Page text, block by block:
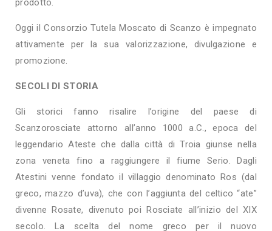
prodotto.
Oggi il Consorzio Tutela Moscato di Scanzo è impegnato
attivamente per la sua valorizzazione, divulgazione e
promozione.
SECOLI DI STORIA
Gli storici fanno risalire l’origine del paese di
Scanzorosciate attorno all’anno 1000 a.C., epoca del
leggendario Ateste che dalla città di Troia giunse nella
zona veneta fino a raggiungere il fiume Serio. Dagli
Atestini venne fondato il villaggio denominato Ros (dal
greco, mazzo d’uva), che con l’aggiunta del celtico “ate”
divenne Rosate, divenuto poi Rosciate all’inizio del XIX
secolo. La scelta del nome greco per il nuovo